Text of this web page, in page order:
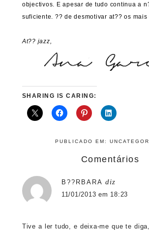
objectivos. E apesar de tudo continua a
suficiente. ?? de desmotivar at?? os mais
At?? jazz,
SHARING IS CARING:
PUBLICADO EM:
Comentários
B??RBARA diz
11/01/2013 em 18:23
Tive a ler tudo, e deixa-me que te